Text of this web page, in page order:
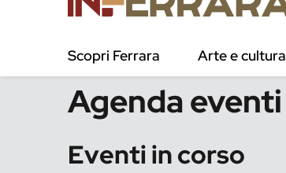
Scopri Ferrara Arte e cultura
/ Eventi
Agenda eventi
Eventi in corso